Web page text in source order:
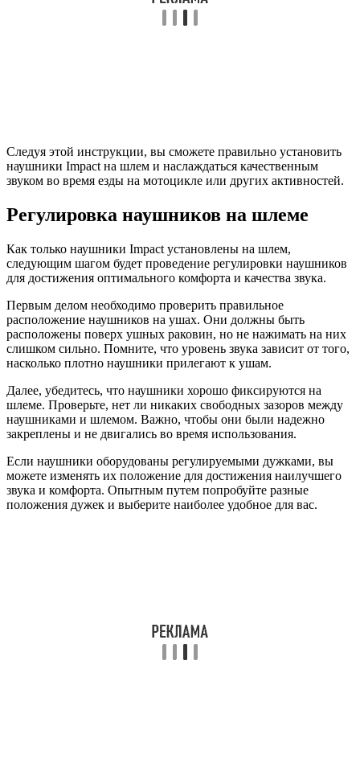
Следуя этой инструкции, вы сможете правильно установить
наушники Impact на шлем и наслаждаться качественным
звуком во время езды на мотоцикле или других активностей.
Регулировка наушников на шлеме
Как только наушники Impact установлены на шлем,
следующим шагом будет проведение регулировки наушников
для достижения оптимального комфорта и качества звука.
Первым делом необходимо проверить правильное
расположение наушников на ушах. Они должны быть
расположены поверх ушных раковин, но не нажимать на них
слишком сильно. Помните, что уровень звука зависит от того,
насколько плотно наушники прилегают к ушам.
Далее, убедитесь, что наушники хорошо фиксируются на
шлеме. Проверьте, нет ли никаких свободных зазоров между
наушниками и шлемом. Важно, чтобы они были надежно
закреплены и не двигались во время использования.
Если наушники оборудованы регулируемыми дужками, вы
можете изменять их положение для достижения наилучшего
звука и комфорта. Опытным путем попробуйте разные
положения дужек и выберите наиболее удобное для вас.